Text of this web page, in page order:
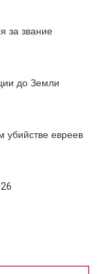
за звание
до Земли
убийстве евреев